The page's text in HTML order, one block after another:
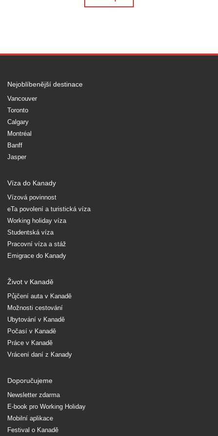
Nejoblíbenější destinace
Vancouver
Toronto
Calgary
Montréal
Banff
Jasper
Víza do Kanady
Vízová povinnost
eTa povolení a turistická víza
Working holiday víza
Studentská víza
Pracovní víza a stáž
Emigrace do Kanady
Život v Kanadě
Půjčení auta v Kanadě
Možnosti cestování
Ubytování v Kanadě
Počasí v Kanadě
Práce v Kanadě
Vrácení daní z Kanady
Doporučujeme
Newsletter zdarma
E-book pro Working Holiday
Mobilní aplikace
Festival o Kanadě